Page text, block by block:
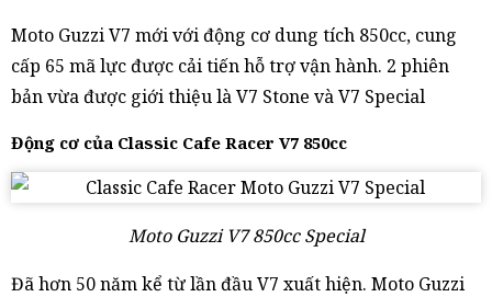
Moto Guzzi V7 mới với động cơ dung tích 850cc, cung
cấp 65 mã lực được cải tiến hỗ trợ vận hành. 2 phiên
bản vừa được giới thiệu là V7 Stone và V7 Special
Động cơ của Classic Cafe Racer V7 850cc
Moto Guzzi V7 850cc Special
Đã hơn 50 năm kể từ lần đầu V7 xuất hiện. Moto Guzzi